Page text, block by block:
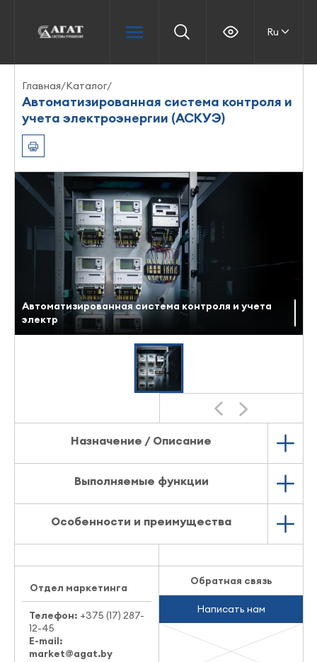
Ru
Главная/Каталог/
Автоматизированная система контроля и
учета электроэнергии (АСКУЭ)
Автоматизированная система контроля и учета
электроэ
Назначение / Описание
Выполняемые функции
Особенности и преимущества
Отдел маркетинга
Телефон: +375 (17) 287-
12-45
E-mail:
market@agat.by
Обратная связь
Написать нам